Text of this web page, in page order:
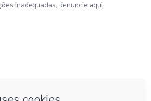
inadequadas, denuncie aqui
do México